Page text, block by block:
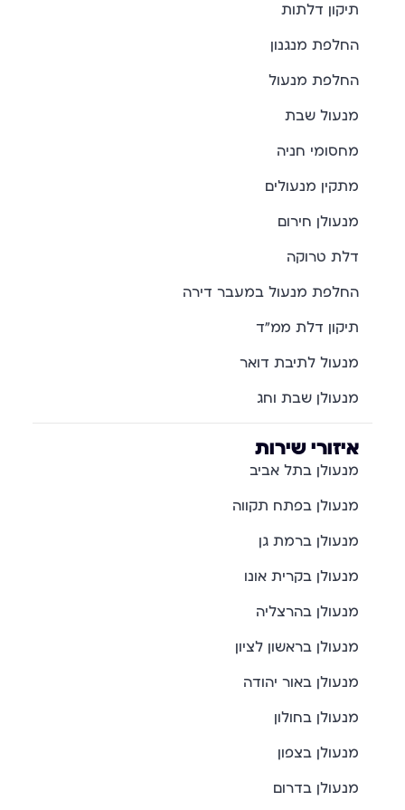
תיקון דלתות
החלפת מנגנון
החלפת מנעול
מנעול שבת
מחסומי חניה
מתקין מנעולים
מנעולן חירום
דלת טרוקה
החלפת מנעול במעבר דירה
תיקון דלת ממ"ד
מנעול לתיבת דואר
מנעולן שבת וחג
איזורי שירות
מנעולן בתל אביב
מנעולן בפתח תקווה
מנעולן ברמת גן
מנעולן בקרית אונו
מנעולן בהרצליה
מנעולן בראשון לציון
מנעולן באור יהודה
מנעולן בחולון
מנעולן בצפון
מנעולן בדרום